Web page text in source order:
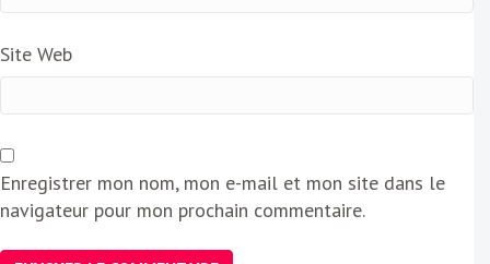
Site Web
Enregistrer mon nom, mon e-mail et mon site dans le
navigateur pour mon prochain commentaire.